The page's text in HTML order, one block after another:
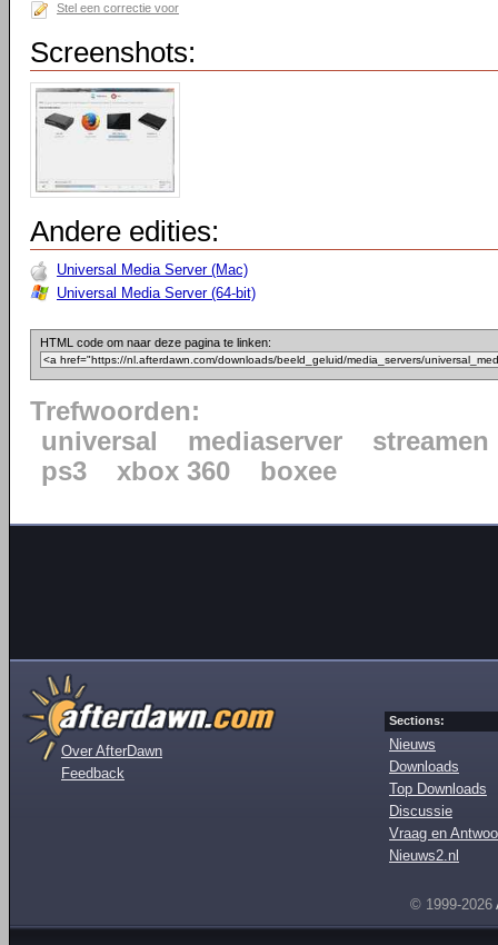
Stel een correctie voor
Screenshots:
Andere edities:
Universal Media Server (Mac)
Universal Media Server (64-bit)
HTML code om naar deze pagina te linken:
Trefwoorden:
universal
mediaserver
streamen
ps3
xbox 360 boxee
Over AfterDawn
Feedback
Sections:
Nieuws
Downloads
Top Downloads
Discussie
Vraag en
Nieuws2.nl
© 1999-2026